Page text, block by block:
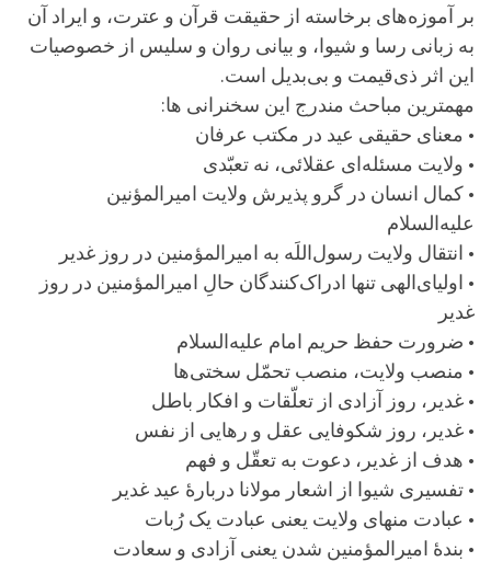
بر آموزه‌های برخاسته از حقیقت قرآن و عترت، و ایراد آن
به زبانی رسا و شیوا، و بیانی روان و سلیس از خصوصیات
این اثر ذی‌قیمت و بی‌بدیل است.
مهمترین مباحث مندرج این سخنرانی ها:
• معنای حقیقی عید در مکتب عرفان
• ولایت مسئله‌ای عقلائی، نه تعبّدی
• کمال انسان در گرو پذیرش ولایت امیرالمؤنین
علیه‌السلام
• انتقال ولایت رسول‌اللَه به امیرالمؤمنین در روز غدیر
• اولیای‌الهی تنها ادراک‌کنندگان حالِ امیرالمؤمنین در روز
غدیر
• ضرورت حفظ حریم امام علیه‌السلام
• منصب ولایت، منصب تحمّل سختی‌ها
• غدیر، روز آزادی از تعلّقات و افکار باطل
• غدیر، روز شکوفایی عقل و رهایی از نفس
• هدف از غدیر، دعوت به تعقّل و فهم
• تفسیری شیوا از اشعار مولانا دربارۀ عید غدیر
• عبادت منهای ولایت یعنی عبادت یک رُبات
• بندۀ امیرالمؤمنین شدن یعنی آزادی و سعادت